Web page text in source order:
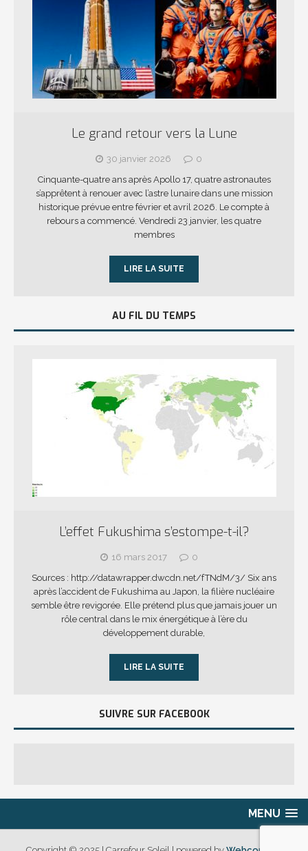
Le grand retour vers la Lune
30 janvier 2026
0
Cinquante-quatre ans après Apollo 17, quatre astronautes
s’apprêtent à renouer avec l’astre lunaire dans une mission
historique prévue entre février et avril 2026. Le compte à
rebours a commencé. Vendredi 23 janvier, les quatre
membres
LIRE LA SUITE
AU FIL DU TEMPS
L’effet Fukushima s’estompe-t-il?
16 mars 2017
0
Sources : http://datawrapper.dwcdn.net/fTNdM/3/ Six ans
après l’accident de Fukushima au Japon, la filière nucléaire
semble être revigorée. Elle prétend plus que jamais jouer un
rôle central dans le mix énergétique à l’ère du
développement durable,
LIRE LA SUITE
SUIVRE SUR FACEBOOK
MENU